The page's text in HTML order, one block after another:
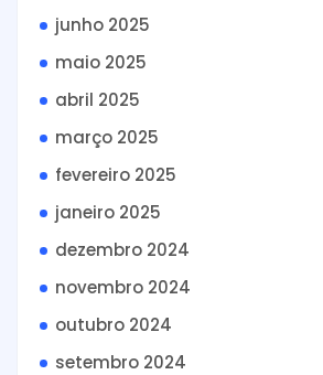
junho 2025
maio 2025
abril 2025
março 2025
fevereiro 2025
janeiro 2025
dezembro 2024
novembro 2024
outubro 2024
setembro 2024